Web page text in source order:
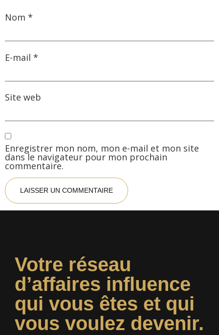
Nom *
E-mail *
Site web
Enregistrer mon nom, mon e-mail et mon site
dans le navigateur pour mon prochain
commentaire.
Votre réseau
d’affaires influence
qui vous êtes et qui
vous voulez devenir.